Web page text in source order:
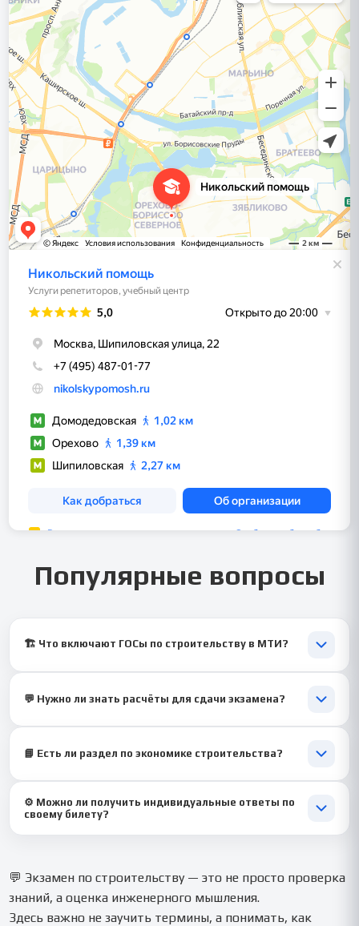
Популярные вопросы
🏗️ Что включают ГОСы по строительству в МТИ?
системы, организацию работ и принципы безопасности.
💬 Нужно ли знать расчёты для сдачи экзамена?
чтобы вы не терялись при расчётах.
📘 Есть ли раздел по экономике строительства?
включаем готовые ответы с формулами и пояснениями.
⚙️ Можно ли получить индивидуальные ответы по
своему билету?
💬 Экзамен по строительству — это не просто проверка
знаний, а оценка инженерного мышления.
Здесь важно не заучить термины, а понимать, как